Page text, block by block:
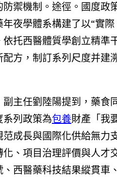
禦機制。途徑。國度政
夜學體系構建了以“實際
托西醫體質學創立精準
方，制訂系列尺度并建
主任劉陸陽提到，藥食
列政策為包養財產「我
成長與國際化供給無力
、項目治理評價與人才
西醫藥科技結果縱貫車、